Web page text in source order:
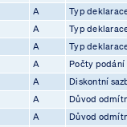
A Typ
A Typ
A Typ
A Počty podání
A Diskontní
A Důvod
A Důvod